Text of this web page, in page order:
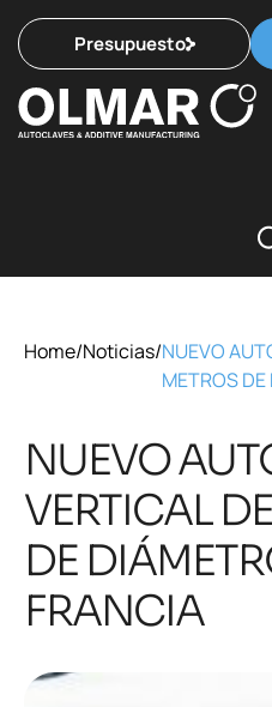
Presupuesto
Home/Noticias/NUEVO
METROS
NUEVO
VERTICAL
DE
FRANCIA